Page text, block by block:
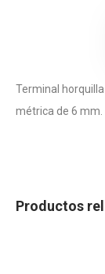
Terminal
métrica de 6 mm.
Productos